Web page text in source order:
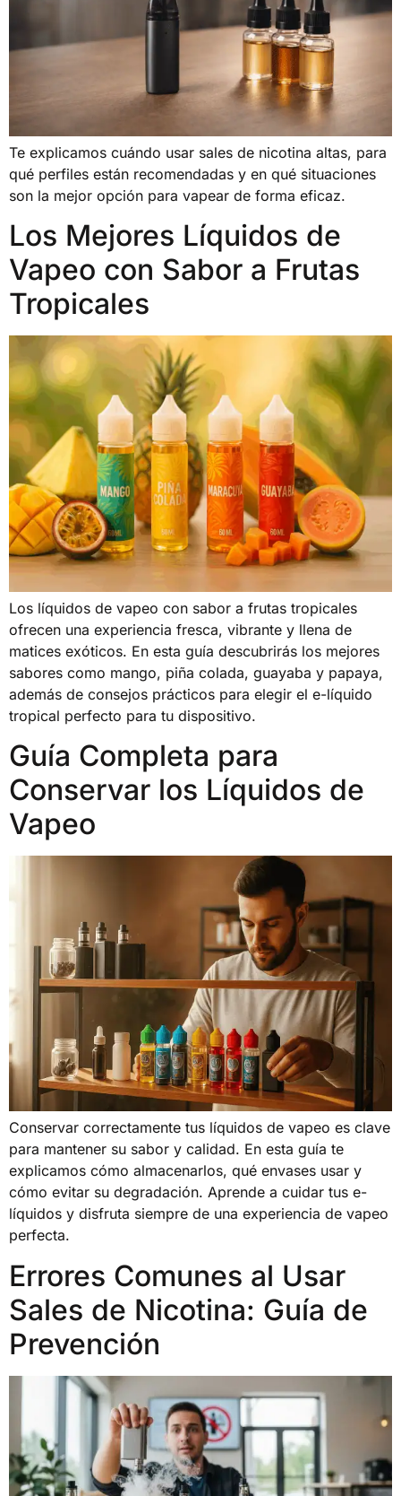
Te explicamos cuándo usar sales de nicotina altas, para
qué perfiles están recomendadas y en qué situaciones
son la mejor opción para vapear de forma eficaz.
Los Mejores Líquidos de
Vapeo con Sabor a Frutas
Tropicales
Los líquidos de vapeo con sabor a frutas tropicales
ofrecen una experiencia fresca, vibrante y llena de
matices exóticos. En esta guía descubrirás los mejores
sabores como mango, piña colada, guayaba y papaya,
además de consejos prácticos para elegir el e-líquido
tropical perfecto para tu dispositivo.
Guía Completa para
Conservar los Líquidos de
Vapeo
Conservar correctamente tus líquidos de vapeo es clave
para mantener su sabor y calidad. En esta guía te
explicamos cómo almacenarlos, qué envases usar y
cómo evitar su degradación. Aprende a cuidar tus e-
líquidos y disfruta siempre de una experiencia de vapeo
perfecta.
Errores Comunes al Usar
Sales de Nicotina: Guía de
Prevención